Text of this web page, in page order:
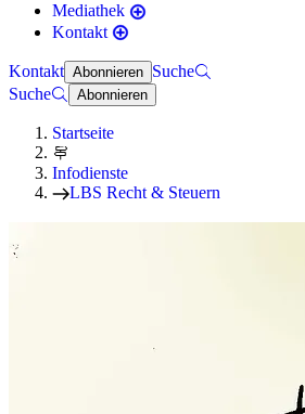
Mediathek
Kontakt
Kontakt Abonnieren Suche
Suche
Abonnieren
Startseite
Infodienste
LBS Recht & Steuern